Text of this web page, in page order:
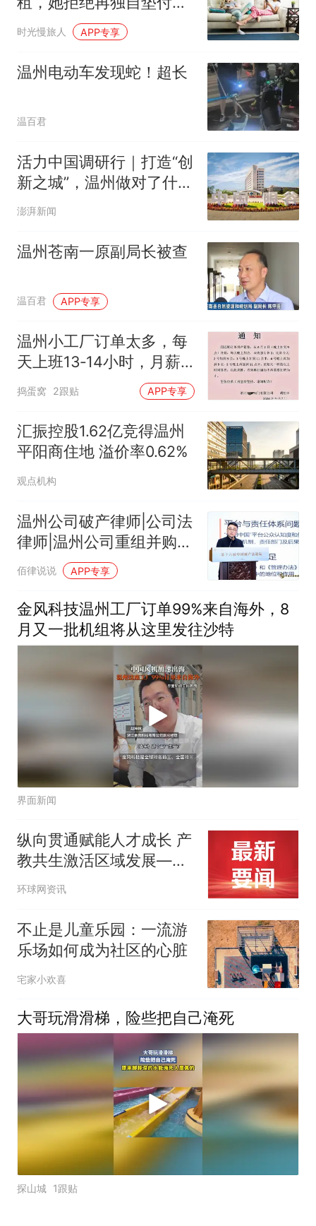
我受够了当她的备用银行
时光慢旅人 APP专享
温州电动车发现蛇！超长
温百君
活力中国调研行｜打造“创
新之城”，温州做对了什
么？
澎湃新闻
温州苍南一原副局长被查
温百君 APP专享
温州小工厂订单太多，每
天上班13‑14小时，月薪
过万，打工人：工资到位
捣蛋窝 2跟贴 APP专享
汇振控股1.62亿竞得温州
平阳商住地 溢价率0.62%
观点机构
温州公司破产律师|公司法
律师|温州公司重组并购律
师——陈炯然：以破产法
治之力，重启城市"烂
尾"生机
佰律说说 APP专享
金风科技温州工厂订单99%来自海外，8
月又一批机组将从这里发往沙特
界面新闻
纵向贯通赋能人才成长 产
教共生激活区域发展——
浙工贸携手龙港职专打造
环球网资讯
不止是儿童乐园：一流游
乐场如何成为社区的心脏
宅家小欢喜
大哥玩滑滑梯，险些把自己淹死
探山城 1跟贴